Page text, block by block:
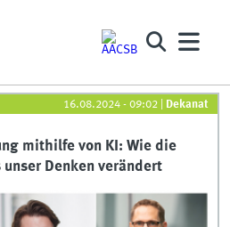
16.08.2024 - 09:02 Dekanat
mithilfe von KI: Wie die
Denken verändert